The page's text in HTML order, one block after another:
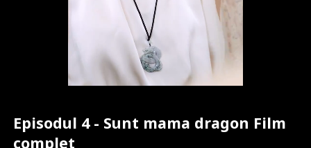
Episodul 4 - Sunt mama dragon Film
complet